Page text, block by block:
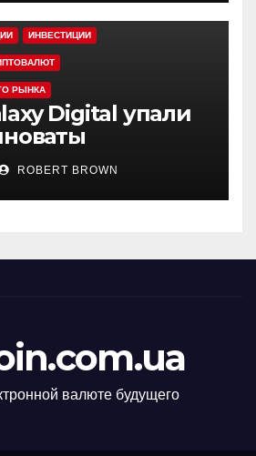
ИНВЕСТИЦИИ
РЫНКА
Digital упали
ROBERT BROWN
валюте будущего